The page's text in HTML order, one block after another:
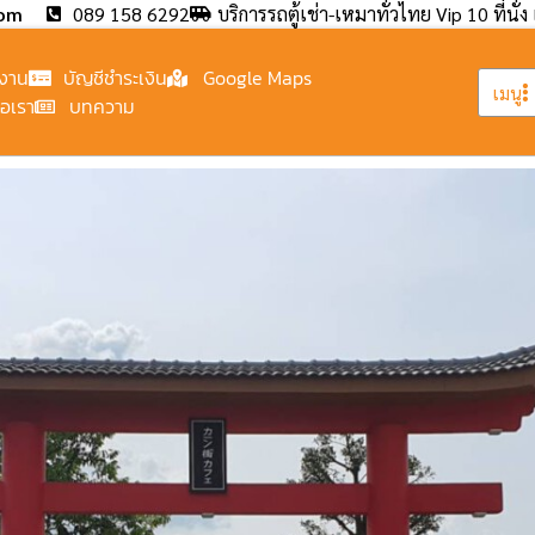
089 158 6292 บริการรถตู้เช่า-เหมาทั่วไทย Vip 10 ที่นั่
าน บัญชีชำระเงิน
Google Maps
รา
บทความ เมนู